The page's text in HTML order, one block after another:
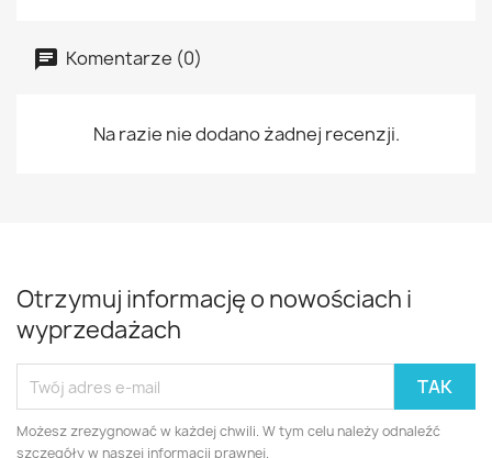
Komentarze (0)
Na razie nie dodano żadnej recenzji.
Otrzymuj informację o nowościach i
wyprzedażach
Możesz zrezygnować w każdej chwili. W tym celu należy odnaleźć
szczegóły w naszej informacji prawnej.